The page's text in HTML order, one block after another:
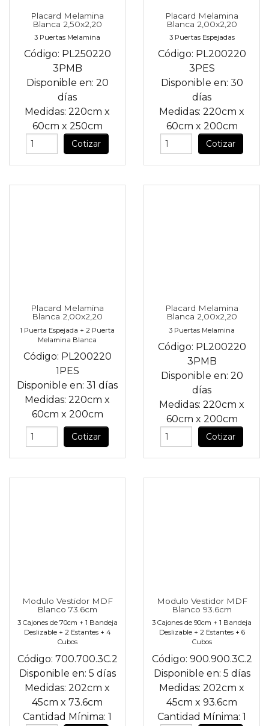
Placard Melamina
Blanca 2,50x2,20
3 Puertas Melamina
Código: PL250220
3PMB
Disponible en: 20
días
Medidas: 220cm x
60cm x 250cm
Cotizar
Placard Melamina
Blanca 2,00x2,20
3 Puertas Espejadas
Código: PL200220
3PES
Disponible en: 30
días
Medidas: 220cm x
60cm x 200cm
Cotizar
Placard Melamina
Blanca 2,00x2,20
1 Puerta Espejada + 2 Puerta
Melamina Blanca
Código: PL200220
1PES
Disponible en: 31 días
Medidas: 220cm x
60cm x 200cm
Cotizar
Placard Melamina
Blanca 2,00x2,20
3 Puertas Melamina
Código: PL200220
3PMB
Disponible en: 20
días
Medidas: 220cm x
60cm x 200cm
Cotizar
Modulo Vestidor MDF
Blanco 73.6cm
3 Cajones de 70cm + 1 Bandeja
Deslizable + 2 Estantes + 4
Cubos
Código: 700.700.3C.2
Disponible en: 5 días
Medidas: 202cm x
45cm x 73.6cm
Cantidad Mínima: 1
Modulo Vestidor MDF
Blanco 93.6cm
3 Cajones de 90cm + 1 Bandeja
Deslizable + 2 Estantes + 6
Cubos
Código: 900.900.3C.2
Disponible en: 5 días
Medidas: 202cm x
45cm x 93.6cm
Cantidad Mínima: 1